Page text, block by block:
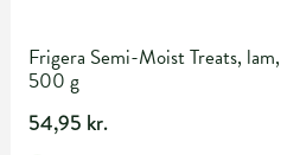
Frigera Semi-Moist Treats, lam,
500 g
54,95 kr.